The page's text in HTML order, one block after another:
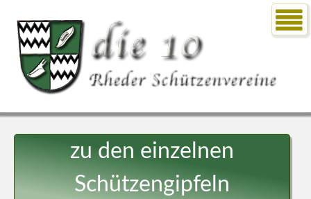
zu den einzelnen
Schützengipfeln